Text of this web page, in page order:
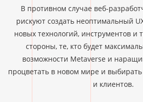
В противном случае веб-
рискуют создать неоптимальный
новых технологий, инструментов и
стороны, те, кто будет
возможности Metaverse и
процветать в новом мире и выбирать
и клиентов.